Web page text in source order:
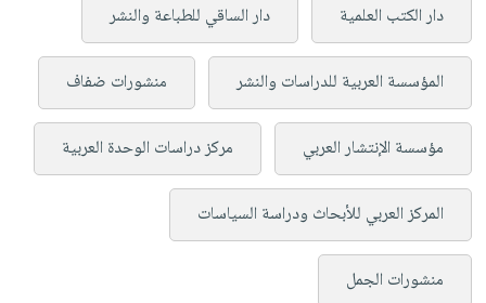
دار الكتب العلمية دار الساقي للطباعة والنشر
المؤسسة العربية للدراسات والنشر منشورات ضفاف
مؤسسة الإنتشار العربي مركز دراسات الوحدة العربية
المركز العربي للأبحاث ودراسة السياسات
منشورات الجمل